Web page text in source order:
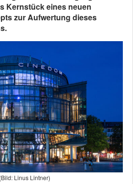
Kernstück eines neuen
zur Aufwertung dieses
(Bild: Linus Lintner)